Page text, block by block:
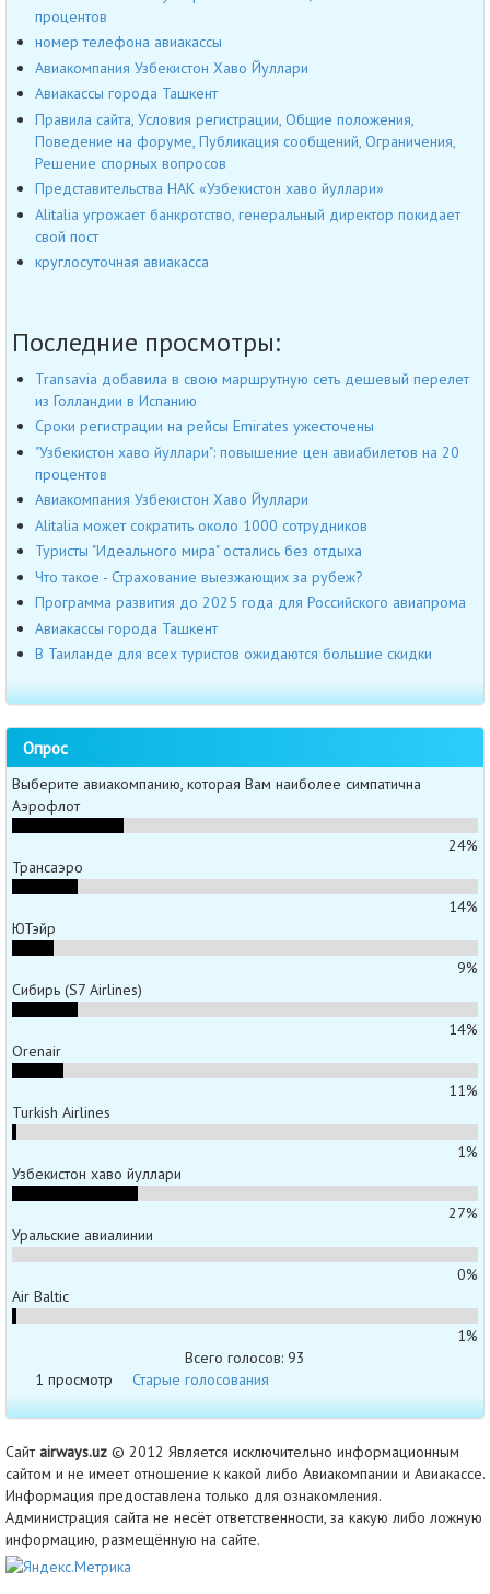
процентов
номер телефона авиакассы
Авиакомпания Узбекистон Хаво Йуллари
Авиакассы города Ташкент
Правила сайта, Условия регистрации, Общие положения,
Поведение на форуме, Публикация сообщений, Ограничения,
Решение спорных вопросов
Представительства НАК «Узбекистон хаво йуллари»
Alitalia угрожает банкротство, генеральный директор покидает
свой пост
круглосуточная авиакасса
Последние просмотры:
Transavia добавила в свою маршрутную сеть дешевый перелет
из Голландии в Испанию
Сроки регистрации на рейсы Emirates ужесточены
"Узбекистон хаво йуллари": повышение цен авиабилетов на 20
процентов
Авиакомпания Узбекистон Хаво Йуллари
Alitalia может сократить около 1000 сотрудников
Туристы "Идеального мира" остались без отдыха
Что такое - Страхование выезжающих за рубеж?
Программа развития до 2025 года для Российского авиапрома
Авиакассы города Ташкент
В Таиланде для всех туристов ожидаются большие скидки
Опрос
Выберите авиакомпанию, которая Вам наиболее симпатична
Аэрофлот
24%
Трансаэро
14%
ЮТэйр
9%
Сибирь (S7 Airlines)
14%
Orenair
11%
Turkish Airlines
1%
Узбекистон хаво йуллари
27%
Уральские авиалинии
0%
Air Baltic
1%
Всего голосов: 93
1 просмотр
Старые голосования
Сайтairways.uz © 2012 Является исключительно информационным
сайтом и не имеет отношение к какой либо Авиакомпании и Авиакассе.
Информация предоставлена только для ознакомления.
Администрация сайта не несёт ответственности, за какую либо ложную
информацию, размещённую на сайте.